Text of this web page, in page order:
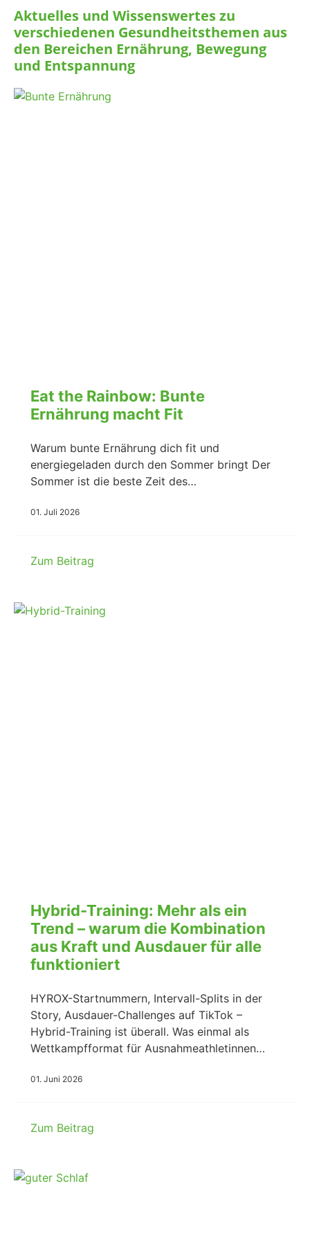
Aktuelles und Wissenswertes zu
verschiedenen Gesundheitsthemen aus
den Bereichen Ernährung, Bewegung
und Entspannung
Eat the Rainbow: Bunte
Ernährung macht Fit
Warum bunte Ernährung dich fit und
energiegeladen durch den Sommer bringt Der
Sommer ist die beste Zeit des…
01. Juli 2026
Zum Beitrag
Hybrid-Training: Mehr als ein
Trend – warum die Kombination
aus Kraft und Ausdauer für alle
funktioniert
HYROX-Startnummern, Intervall-Splits in der
Story, Ausdauer-Challenges auf TikTok –
Hybrid-Training ist überall. Was einmal als
Wettkampfformat für Ausnahmeathletinnen…
01. Juni 2026
Zum Beitrag